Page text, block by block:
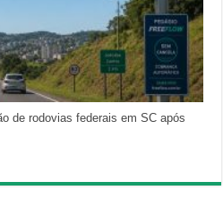
de rodovias federais em SC após